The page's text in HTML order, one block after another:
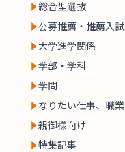
総合型選抜
公募推薦・推薦入試
大学進学関係
学部・学科
学問
なりたい仕事、職業
親御様向け
特集記事